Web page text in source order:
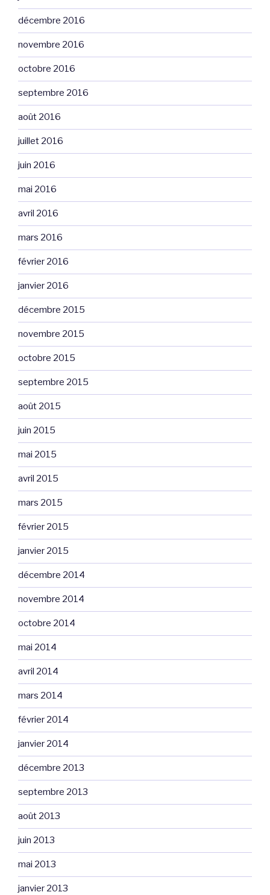
décembre 2016
novembre 2016
octobre 2016
septembre 2016
août 2016
juillet 2016
juin 2016
mai 2016
avril 2016
mars 2016
février 2016
janvier 2016
décembre 2015
novembre 2015
octobre 2015
septembre 2015
août 2015
juin 2015
mai 2015
avril 2015
mars 2015
février 2015
janvier 2015
décembre 2014
novembre 2014
octobre 2014
mai 2014
avril 2014
mars 2014
février 2014
janvier 2014
décembre 2013
septembre 2013
août 2013
juin 2013
mai 2013
janvier 2013